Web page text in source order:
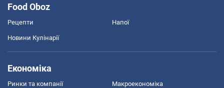
Food Oboz
Рецепти Напої
Новини Кулінарії
Економіка
Ринки та компанії Макроекономіка